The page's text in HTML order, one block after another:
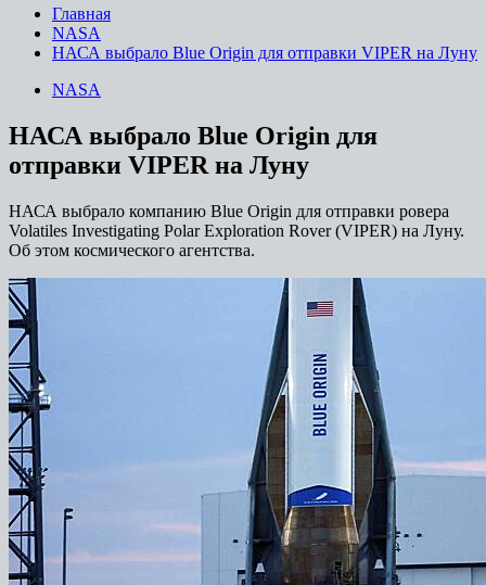
Главная
NASA
НАСА выбрало Blue Origin для отправки VIPER на Луну
NASA
НАСА выбрало Blue Origin для
отправки VIPER на Луну
НАСА выбрало компанию Blue Origin для отправки ровера
Volatiles Investigating Polar Exploration Rover (VIPER) на Луну.
Об этом космического агентства.